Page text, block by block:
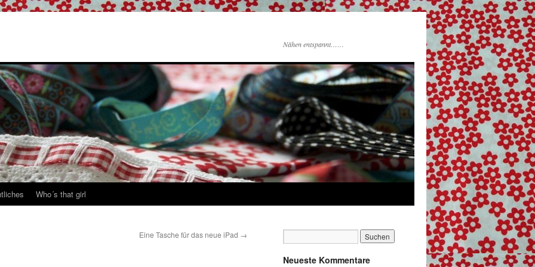
Nähen entspannt……
Who´s that girl
Eine Tasche für das neue iPad →
Neueste Kommentare